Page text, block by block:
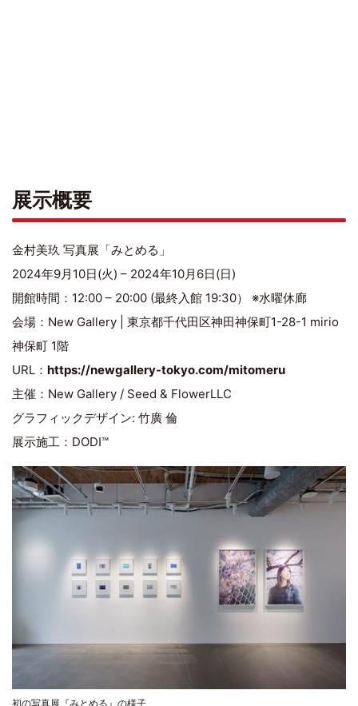
展示概要
金村美玖 写真展「みとめる」
2024年9月10日(火) – 2024年10月6日(日)
開館時間：12:00 – 20:00 (最終入館 19:30） ※水曜休廊
会場：New Gallery | 東京都千代田区神田神保町1-28-1 mirio
神保町 1階
URL： https://newgallery-tokyo.com/mitomeru
主催：New Gallery / Seed & FlowerLLC
グラフィックデザイン: 竹廣 倫
展示施工：DODI™
初の写真展『みとめる』の様子